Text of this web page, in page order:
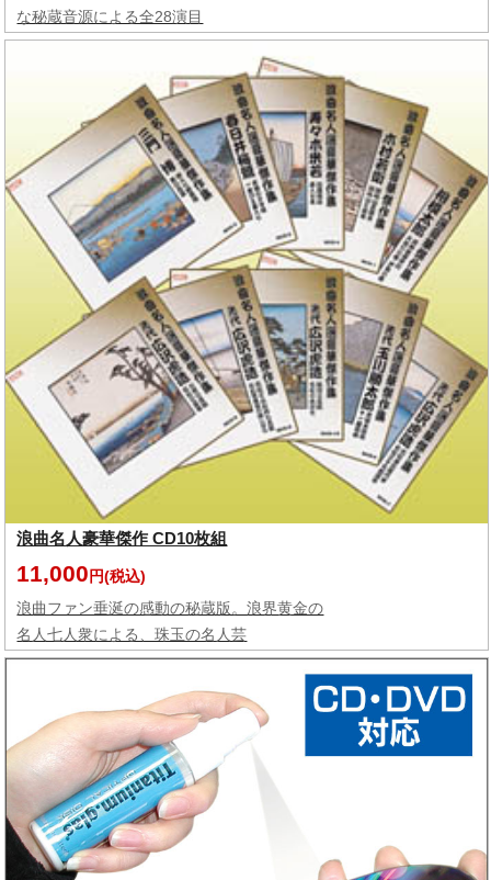
な秘蔵音源による全28演目
浪曲名人豪華傑作 CD10枚組
11,000円(税込)
浪曲ファン垂涎の感動の秘蔵版。浪界黄金の
名人七人衆による、珠玉の名人芸